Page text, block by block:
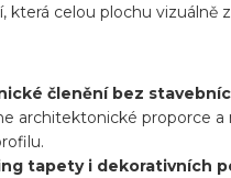
která celou plochu vizuálně
členění bez
architektonické proporce a
tapety i dekorativních